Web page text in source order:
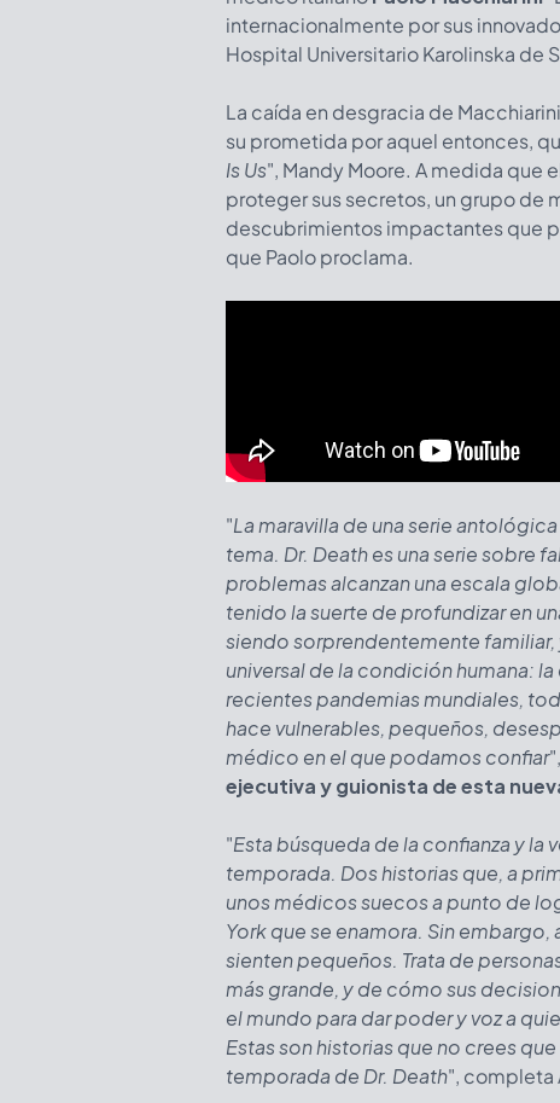
internacionalmente por sus
Hospital Universitario Karolinska de
La caída en desgracia de
su prometida por aquel entonces,
Is Us", Mandy Moore. A medida que
proteger sus secretos, un grupo de
descubrimientos impactantes que
que Paolo proclama.
"La maravilla de una serie
tema. Dr. Death es una serie sobre
problemas alcanzan una escala
tenido la suerte de profundizar en
siendo sorprendentemente familiar,
universal de la condición humana:
recientes pandemias mundiales,
hace vulnerables, pequeños,
médico en el que podamos confiar
ejecutiva y guionista de esta
"Esta búsqueda de la confianza y la
temporada. Dos historias que, a
unos médicos suecos a punto de
York que se enamora. Sin
sienten pequeños. Trata de
más grande, y de cómo sus
el mundo para dar poder y voz a
Estas son historias que no crees
temporada de Dr. Death", completa